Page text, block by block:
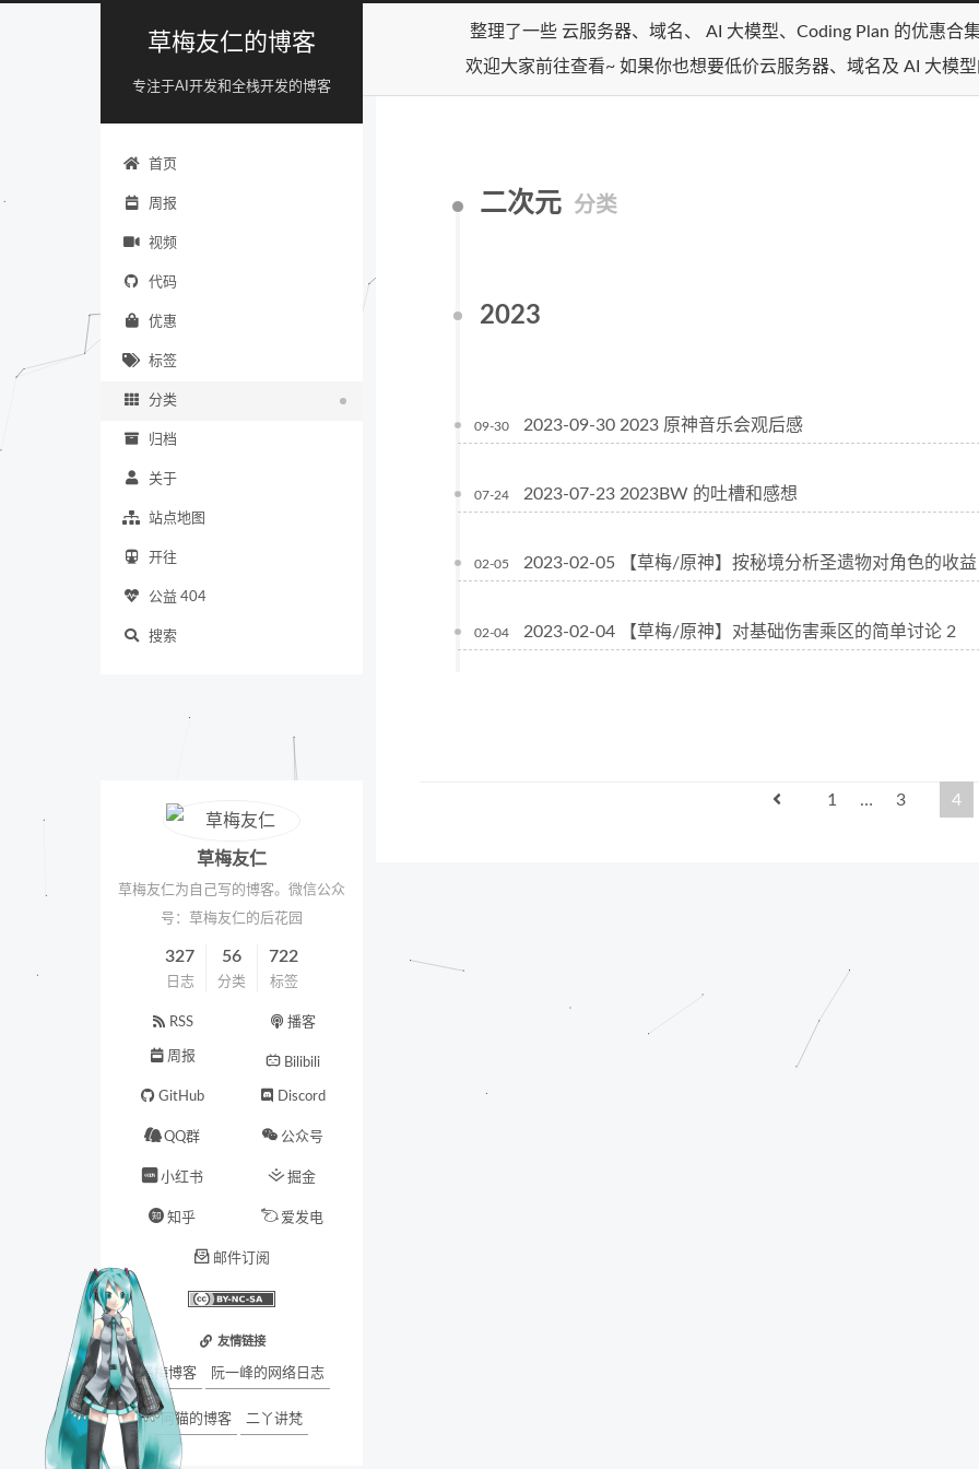
整理了一些 云服务器、域名、 AI 大模型、Coding Plan 的优惠合
欢迎大家前往查看~ 如果你也想要低价云服务器、域名及 AI 大模
草梅友仁的博客
专注于AI开发和全栈开发的博客
首页
周报
视频
代码
优惠
标签
分类
归档
关于
站点地图
开往
公益 404
搜索
二次元 分类
2023
09-30 2023-09-30 2023 原神音乐会观后感
07-24 2023-07-23 2023BW 的吐槽和感想
02-05 2023-02-05 【草梅/原神】按秘境分析圣遗物对角色的收
02-04 2023-02-04 【草梅/原神】对基础伤害乘区的简单讨论 2
1 … 3 4
草梅友仁
草梅友仁为自己写的博客。微信公众
号：草梅友仁的后花园
327
日志
56
分类
722
标签
RSS 播客
周报 Bilibili
GitHub Discord
QQ群 公众号
小红书 掘金
知乎 爱发电
邮件订阅
友情链接
墨梅博客 阮一峰的网络日志
阿猫的博客 二丫讲梵